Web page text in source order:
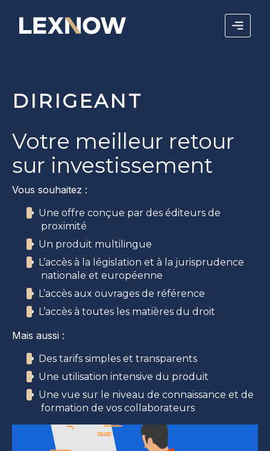
DIRIGEANT
Votre meilleur retour
sur investissement
Vous souhaitez :
Une offre conçue par des éditeurs de
proximité
Un produit multilingue
L’accès à la législation et à la jurisprudence
nationale et européenne
L’accès aux ouvrages de référence
L’accès à toutes les matières du droit
Mais aussi :
Des tarifs simples et transparents
Une utilisation intensive du produit
Une vue sur le niveau de connaissance et de
formation de vos collaborateurs